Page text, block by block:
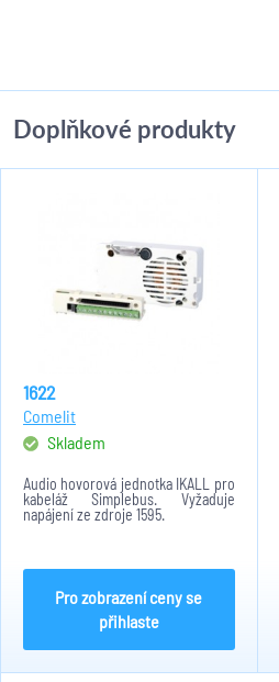
Doplňkové produkty
1622
Comelit
Skladem
Audio hovorová jednotka IKALL pro
kabeláž Simplebus. Vyžaduje
napájení ze zdroje 1595.
Pro zobrazení ceny se
přihlaste